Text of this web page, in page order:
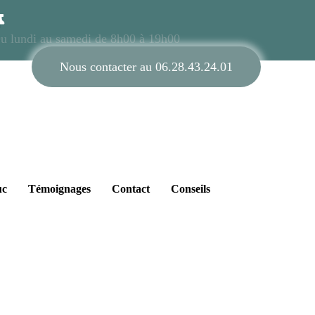
lundi au samedi de 8h00 à 19h00
Nous contacter au 06.28.43.24.01
Témoignages Contact Conseils